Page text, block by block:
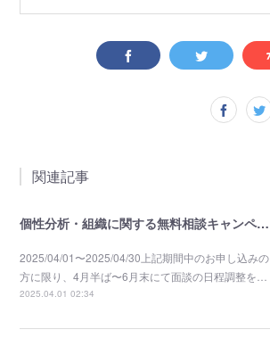
関連記事
個性分析・組織に関する無料相談キャンペーン
2025/04/01〜2025/04/30上記期間中のお申し込みの
方に限り、4月半ば〜6月末にて面談の日程調整を…
2025.04.01 02:34